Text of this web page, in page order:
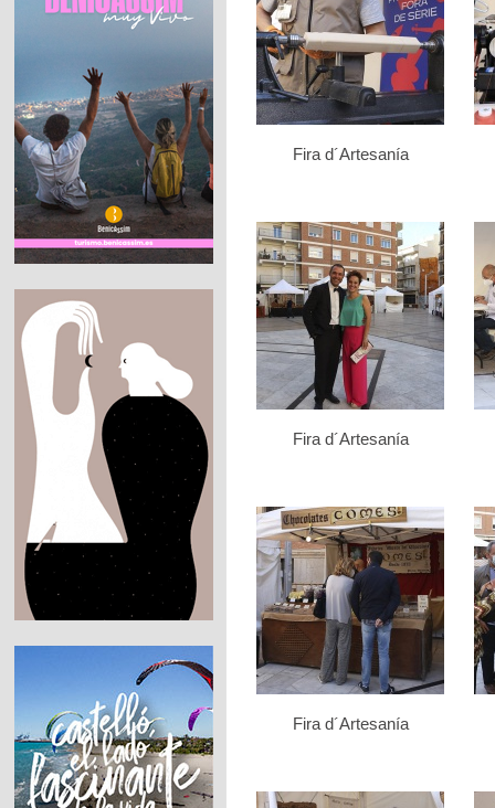
Fira d´Artesanía
Fira d´Artesanía
Fira d´Artesanía